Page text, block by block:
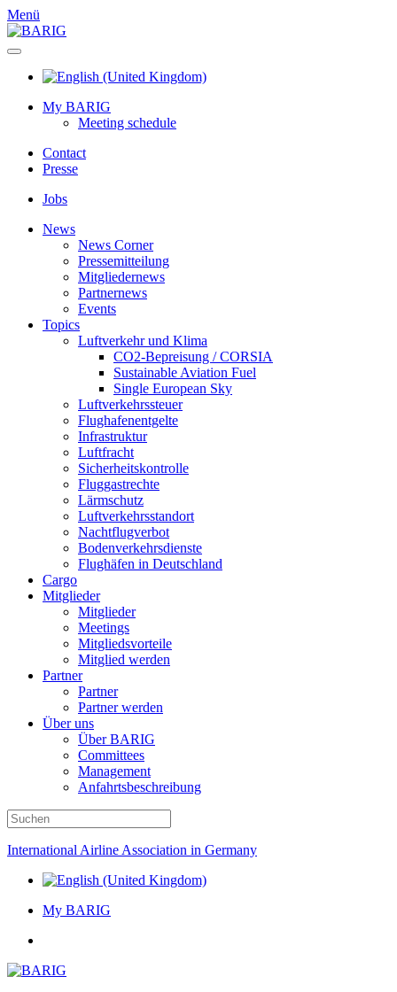
Menü
My BARIG
Meeting schedule
Contact
Presse
Jobs
News
News Corner
Pressemitteilung
Mitgliedernews
Partnernews
Events
Topics
Luftverkehr und Klima
CO2-Bepreisung / CORSIA
Sustainable Aviation Fuel
Single European Sky
Luftverkehrssteuer
Flughafenentgelte
Infrastruktur
Luftfracht
Sicherheitskontrolle
Fluggastrechte
Lärmschutz
Luftverkehrsstandort
Nachtflugverbot
Bodenverkehrsdienste
Flughäfen in Deutschland
Cargo
Mitglieder
Mitglieder
Meetings
Mitgliedsvorteile
Mitglied werden
Partner
Partner
Partner werden
Über uns
Über BARIG
Committees
Management
Anfahrtsbeschreibung
International Airline Association in Germany
My BARIG